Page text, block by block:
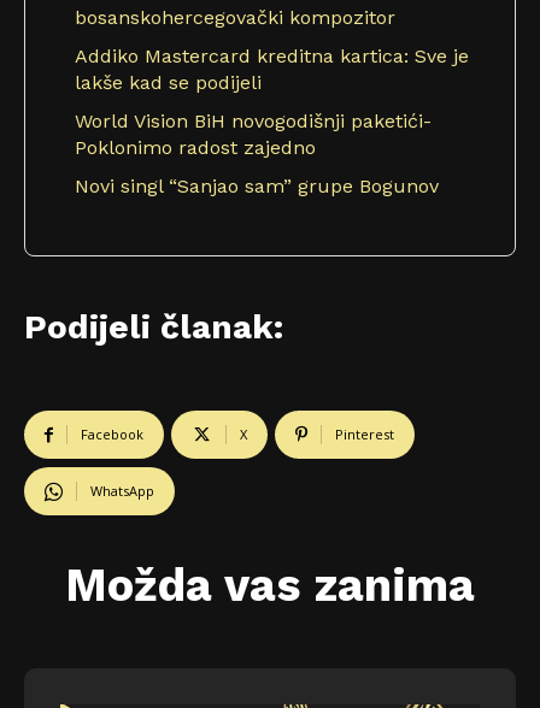
bosanskohercegovački kompozitor
Addiko Mastercard kreditna kartica: Sve je
lakše kad se podijeli
World Vision BiH novogodišnji paketići-
Poklonimo radost zajedno
Novi singl “Sanjao sam” grupe Bogunov
Podijeli članak:
Facebook X Pinterest
WhatsApp
Možda vas zanima